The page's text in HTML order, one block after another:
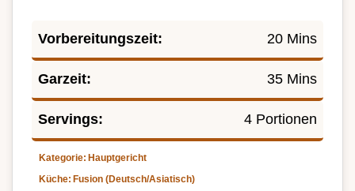
Vorbereitungszeit: 20 Mins
Garzeit: 35 Mins
Servings: 4 Portionen
Kategorie: Hauptgericht
Küche: Fusion (Deutsch/Asiatisch)